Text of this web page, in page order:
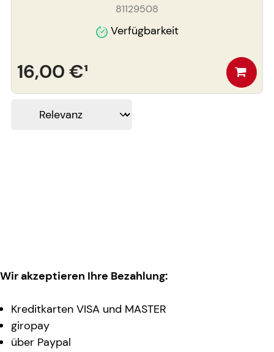
81129508
Verfügbarkeit
16,00 €¹
Wir akzeptieren Ihre Bezahlung:
Kreditkarten VISA und MASTER
giropay
über Paypal